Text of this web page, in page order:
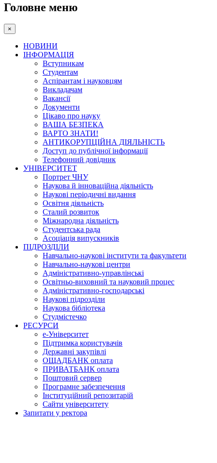
Головне меню
×
НОВИНИ
ІНФОРМАЦІЯ
Вступникам
Студентам
Аспірантам і науковцям
Викладачам
Вакансії
Документи
Цікаво про науку
ВАША БЕЗПЕКА
ВАРТО ЗНАТИ!
АНТИКОРУПЦІЙНА ДІЯЛЬНІСТЬ
Доступ до публічної інформації
Телефонний довідник
УНІВЕРСИТЕТ
Портрет ЧНУ
Наукова й інноваційна діяльність
Наукові періодичні видання
Освітня діяльність
Сталий розвиток
Міжнародна діяльність
Студентська рада
Асоціація випускників
ПІДРОЗДІЛИ
Навчально-наукові інститути та факультети
Навчально-наукові центри
Адміністративно-управлінські
Освітньо-виховний та науковий процес
Адміністративно-господарські
Наукові підрозділи
Наукова бібліотека
Студмістечко
РЕСУРСИ
е-Університет
Підтримка користувачів
Державні закупівлі
ОЩАДБАНК оплата
ПРИВАТБАНК оплата
Поштовий сервер
Програмне забезпечення
Інституційний репозитарій
Сайти університету
Запитати у ректора